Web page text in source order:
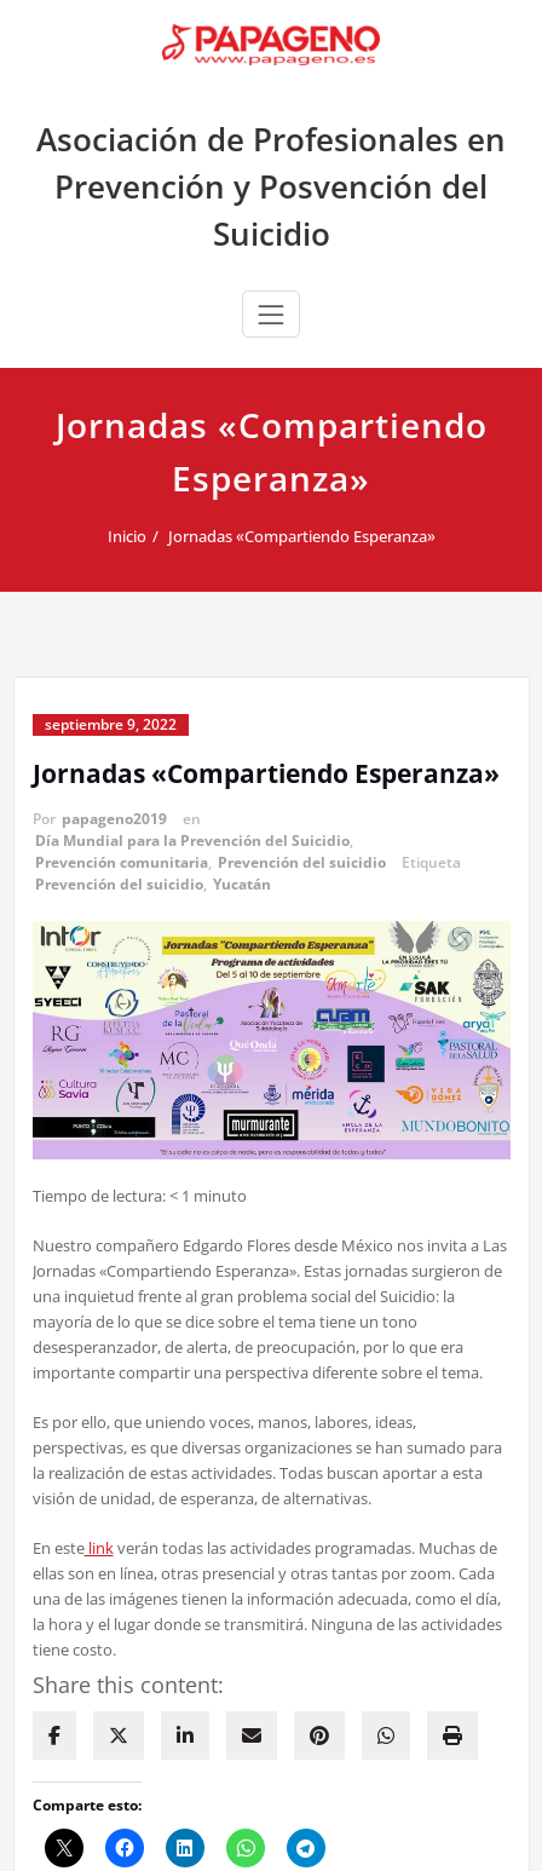
Asociación de Profesionales en
Prevención y Posvención del
Suicidio
Jornadas «Compartiendo
Esperanza»
Inicio Jornadas «Compartiendo Esperanza»
septiembre 9, 2022
Jornadas «Compartiendo Esperanza»
Por papageno2019
en
Día Mundial para la Prevención del Suicidio,
Prevención comunitaria, Prevención del suicidio
Etiqueta
Prevención del suicidio, Yucatán
Tiempo de lectura:< 1 minuto
Nuestro compañero Edgardo Flores desde México nos invita a Las
Jornadas «Compartiendo Esperanza». Estas jornadas surgieron de
una inquietud frente al gran problema social del Suicidio: la
mayoría de lo que se dice sobre el tema tiene un tono
desesperanzador, de alerta, de preocupación, por lo que era
importante compartir una perspectiva diferente sobre el tema.
​Es por ello, que uniendo voces, manos, labores, ideas,
perspectivas, es que diversas organizaciones se han sumado para
la realización de estas actividades. Todas buscan aportar a esta
visión de unidad, de esperanza, de alternativas.
​En estelinkverán todas las actividades programadas. Muchas de
ellas son en línea, otras presencial y otras tantas por zoom. Cada
una de las imágenes tienen la información adecuada, como el día,
la hora y el lugar donde se transmitirá. Ninguna de las actividades
tiene costo.
Share this content:
Comparte esto: